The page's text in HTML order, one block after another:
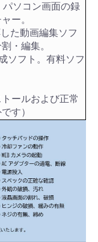
パソコン画面の録
ー。
た動画編集ソフ
・編集。
ソフト。有料ソフ
ールおよび正常
す）